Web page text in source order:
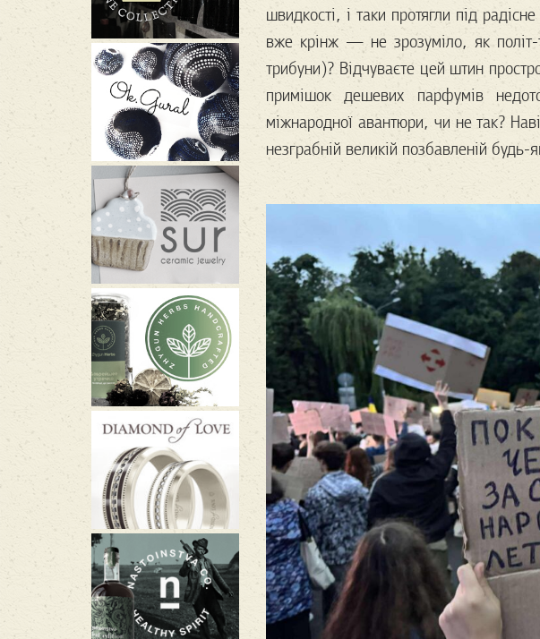
швидкості, і таки протягли під
вже крінж — не зрозуміло, як політ-
трибуни)? Відчуваєте цей штин
примішок дешевих парфумів
міжнародної авантюри, чи не так?
незграбній великій позбавленій будь-